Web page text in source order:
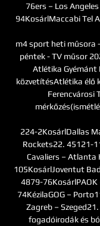
76ers – Los
94KosárlMaccabi Tel
m4 sport heti műsora
péntek - TV műsor
Atlétika Gyémánt
közvetítésAtlétika élő
Ferencvárosi
224-2KosárlDallas
Rockets22. 45121-
Cavaliers – Atlanta
105KosárlJoventut
4879-
74KézilaGOG –
Zagreb –
fogadóirodák és